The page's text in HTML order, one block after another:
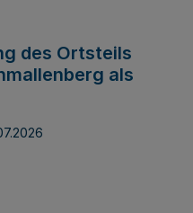
des Ortsteils
als